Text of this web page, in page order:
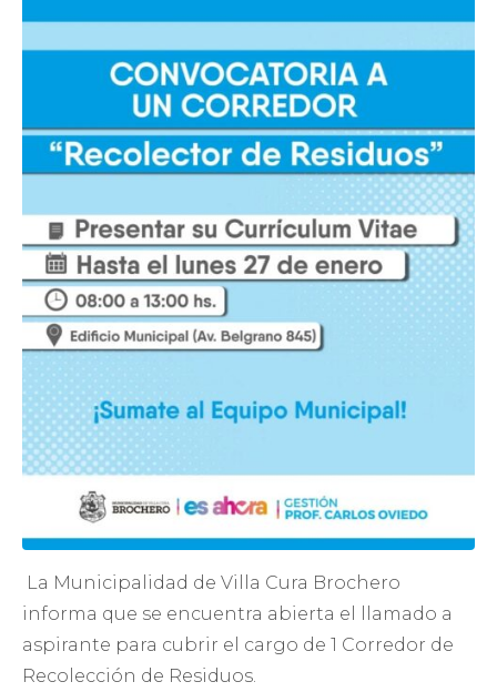
La Municipalidad de Villa Cura Brochero
informa que se encuentra abierta el llamado a
aspirante para cubrir el cargo de 1 Corredor de
Recolección de Residuos.